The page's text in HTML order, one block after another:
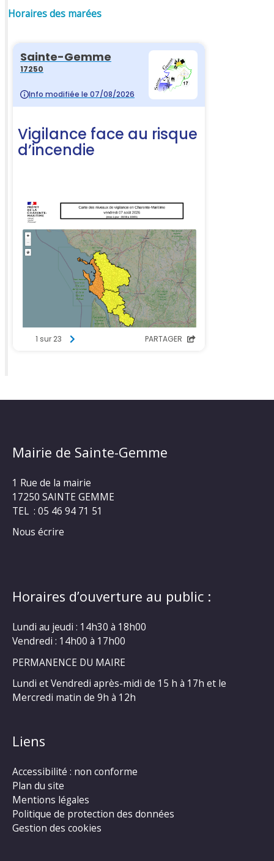
Horaires des marées
Mairie de Sainte-Gemme
1 Rue de la mairie
17250 SAINTE GEMME
TEL : 05 46 94 71 51
Nous écrire
Horaires d’ouverture au public :
Lundi au jeudi : 14h30 à 18h00
Vendredi : 14h00 à 17h00
PERMANENCE DU MAIRE
Lundi et Vendredi après-midi de 15 h à 17h et le
Mercredi matin de 9h à 12h
Liens
Accessibilité : non conforme
Plan du site
Mentions légales
Politique de protection des données
Gestion des cookies